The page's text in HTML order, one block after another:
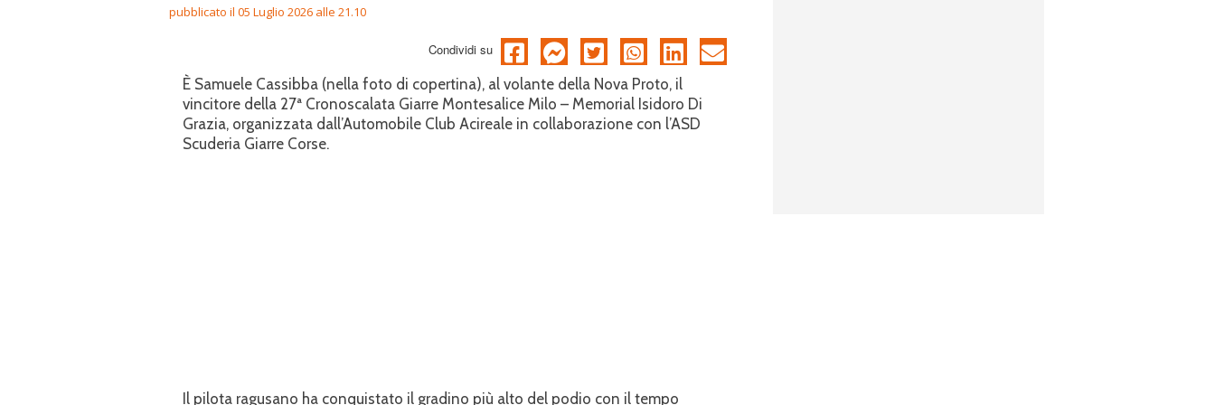
pubblicato il 05 Luglio 2026 alle 21.10
Condividi su
È Samuele Cassibba (nella foto di copertina), al volante della Nova Proto, il
vincitore della 27ª Cronoscalata Giarre Montesalice Milo – Memorial Isidoro Di
Grazia, organizzata dall’Automobile Club Acireale in collaborazione con l’ASD
Scuderia Giarre Corse.
Il pilota ragusano ha conquistato il gradino più alto del podio con il tempo